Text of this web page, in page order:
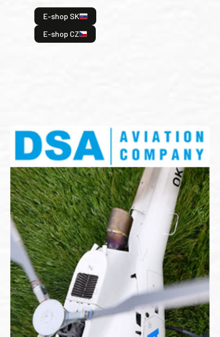
E-shop SK
E-shop CZ